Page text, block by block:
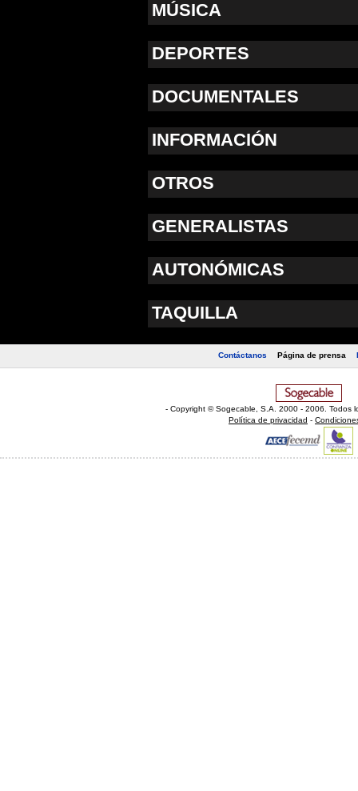
MÚSICA
DEPORTES
DOCUMENTALES
INFORMACIÓN
OTROS
GENERALISTAS
AUTONÓMICAS
TAQUILLA
Contáctanos Página de prensa
- Copyright © Sogecable, S.A
2000 - 2006. Todos
Política de privacidad -